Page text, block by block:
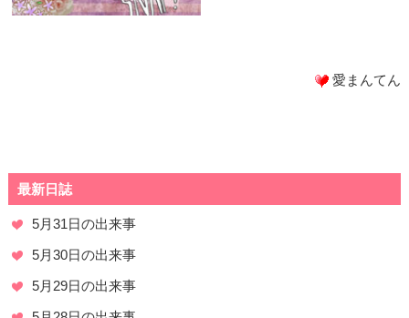
愛まんてん
最新日誌
5月31日の出来事
5月30日の出来事
5月29日の出来事